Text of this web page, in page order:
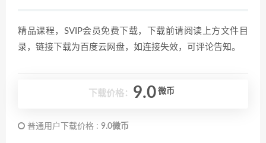
精品课程，SVIP会员免费下载，下载前请阅读上方文件目
录，链接下载为百度云网盘，如连接失效，可评论告知。
下载价格： 9.0 微币
普通用户下载价格 : 9.0微币